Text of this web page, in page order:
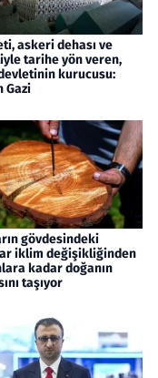
askeri dehası ve
tarihe yön veren,
kurucusu:
Gazi
gövdesindeki
iklim değişikliğinden
kadar doğanın
taşıyor